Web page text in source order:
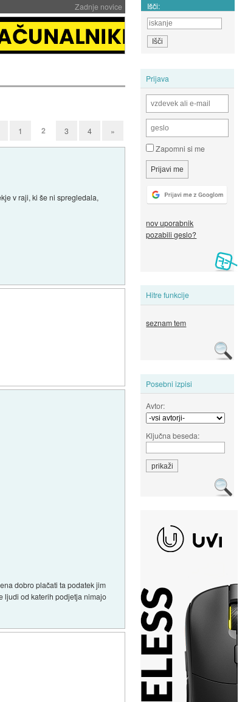
Zadnje novice Išči:
Prijava
Zapomni si me
nov uporabnik
pozabili geslo?
Hitre funkcije
seznam tem
Posebni izpisi
Avtor:
Ključna beseda:
1 2 3 4 »
v raji, ki še ni spregledala,
dobro plačati ta podatek jim
ljudi od katerih podjetja nimajo